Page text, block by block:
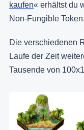
kaufen« erhältst du
Non-Fungible Token.
Die verschiedenen
Laufe der Zeit
Tausende von